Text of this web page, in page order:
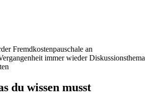
Fremdkostenpauschale an
immer wieder Diskussionsthema
du wissen musst